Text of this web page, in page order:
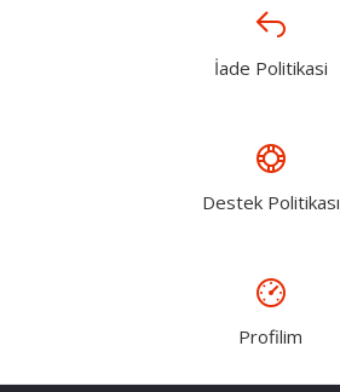
İade Politikasi
Destek Politikası
Profilim